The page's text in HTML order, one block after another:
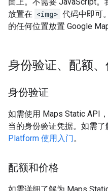
放置在 <img> 代码中即可
的任何位置放置 Google
身份验证、配额
身份验证
如需使用 Maps Static API
当的身份验证凭据。如需
Platform 使用入门。
配额和价格